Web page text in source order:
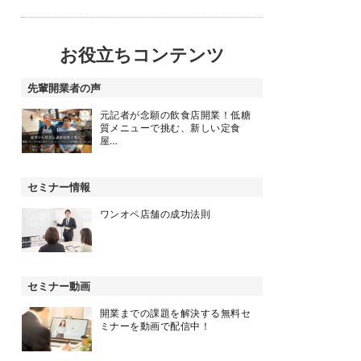
お役立ちコンテンツ
先輩開業者の声
元記者が念願の飲食店開業！低糖
質メニューで挑む、新しい定食
屋…
セミナー情報
ワンオペ店舗の成功法則
セミナー動画
開業までの課題を解決する無料セ
ミナーを動画で配信中！